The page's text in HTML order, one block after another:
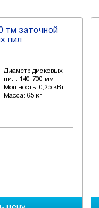
тм заточной
пил
Диаметр дисковых
пил: 140-700 мм
Мощность: 0,25 кВт
Масса: 65 кг